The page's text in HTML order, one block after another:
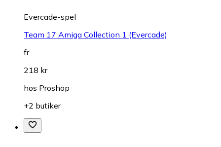
Evercade-spel
Team 17 Amiga Collection 1 (Evercade)
fr.
218 kr
hos Proshop
+2 butiker